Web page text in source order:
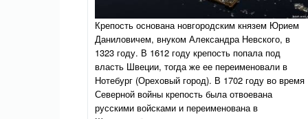
Крепость основана новгородским князем Юрием
Даниловичем, внуком Александра Невского, в
1323 году. В 1612 году крепость попала под
власть Швеции, тогда же ее переименовали в
Нотебург (Ореховый город). В 1702 году во время
Северной войны крепость была отвоевана
русскими войсками и переименована в